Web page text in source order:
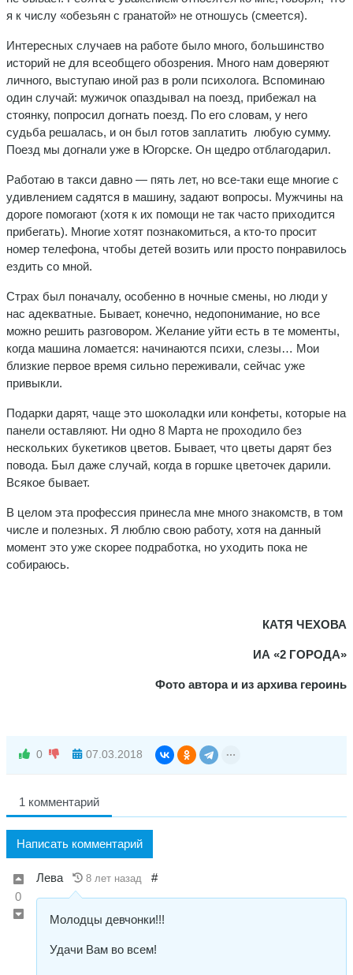
я к числу «обезьян с гранатой» не отношусь (смеется).
Интересных случаев на работе было много, большинство
историй не для всеобщего обозрения. Много нам доверяют
личного, выступаю иной раз в роли психолога. Вспоминаю
один случай: мужичок опаздывал на поезд, прибежал на
стоянку, попросил догнать поезд. По его словам, у него
судьба решалась, и он был готов заплатить любую сумму.
Поезд мы догнали уже в Югорске. Он щедро отблагодарил.
Работаю в такси давно — пять лет, но все-таки еще многие с
удивлением садятся в машину, задают вопросы. Мужчины на
дороге помогают (хотя к их помощи не так часто приходится
прибегать). Многие хотят познакомиться, а кто-то просит
номер телефона, чтобы детей возить или просто понравилось
ездить со мной.
Страх был поначалу, особенно в ночные смены, но люди у
нас адекватные. Бывает, конечно, недопонимание, но все
можно решить разговором. Желание уйти есть в те моменты,
когда машина ломается: начинаются психи, слезы… Мои
близкие первое время сильно переживали, сейчас уже
привыкли.
Подарки дарят, чаще это шоколадки или конфеты, которые на
панели оставляют. Ни одно 8 Марта не проходило без
нескольких букетиков цветов. Бывает, что цветы дарят без
повода. Был даже случай, когда в горшке цветочек дарили.
Всякое бывает.
В целом эта профессия принесла мне много знакомств, в том
числе и полезных. Я люблю свою работу, хотя на данный
момент это уже скорее подработка, но уходить пока не
собираюсь.
КАТЯ ЧЕХОВА
ИА «2 ГОРОДА»
Фото автора и из архива героинь
0 07.03.2018
1 комментарий
Написать комментарий
0
Лева 8 лет назад #
Молодцы девчонки!!!
Удачи Вам во всем!